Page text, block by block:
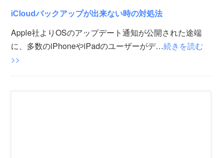
iCloudバックアップが出来ない時の対処法
Apple社よりOSのアップデート通知が公開された途端
に、多数のiPhoneやiPadのユーザーがデ…続きを読む
>>